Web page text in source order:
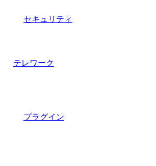
セキュリティ
テレワーク
プラグイン